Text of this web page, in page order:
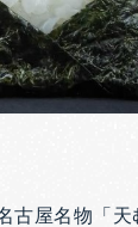
古屋名物「